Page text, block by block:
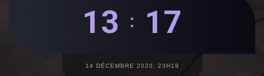
13 : 17
14 DÉCEMBRE 2020, 23H19